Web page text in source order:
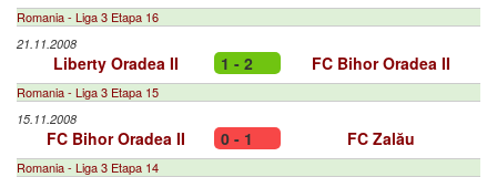
Romania - Liga 3 Etapa 16
21.11.2008
Liberty Oradea II 1 - 2 FC Bihor Oradea II
Romania - Liga 3 Etapa 15
15.11.2008
FC Bihor Oradea II 0 - 1 FC Zalău
Romania - Liga 3 Etapa 14